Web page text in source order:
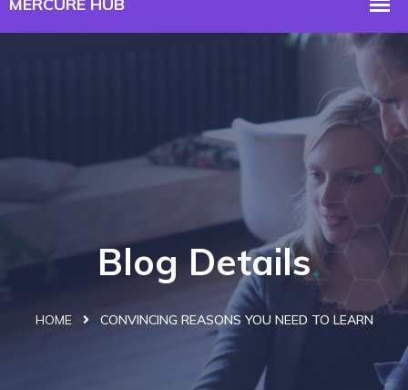
Blog Details
HOME CONVINCING REASONS YOU NEED TO LEARN